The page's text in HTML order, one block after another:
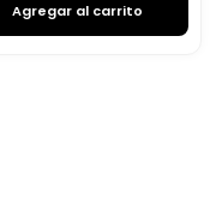
Agregar al carrito